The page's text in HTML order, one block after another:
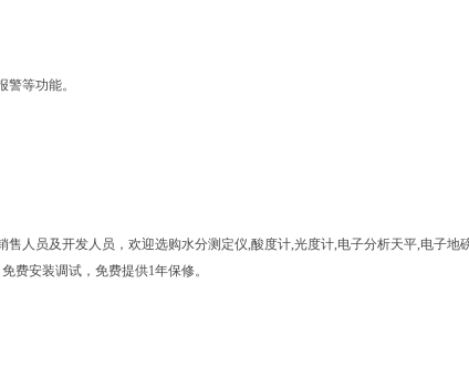
等功能。
员及开发人员，欢迎选购水分测定仪,酸度计,光度计,电子分析天平,电子地
费安装调试，免费提供1年保修。